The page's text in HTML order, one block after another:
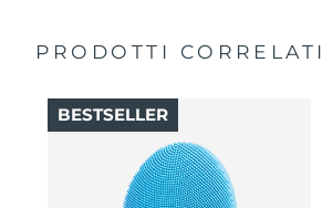
PRODOTTI CORRELATI
BESTSELLER